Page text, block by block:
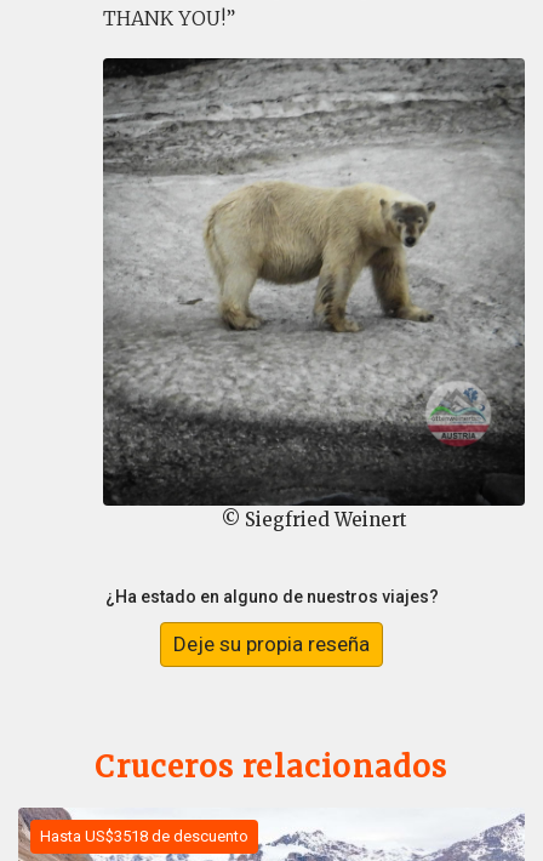
THANK YOU!
© Siegfried Weinert
¿Ha estado en alguno de nuestros viajes?
Deje su propia reseña
Cruceros relacionados
Hasta US$3518 de descuento